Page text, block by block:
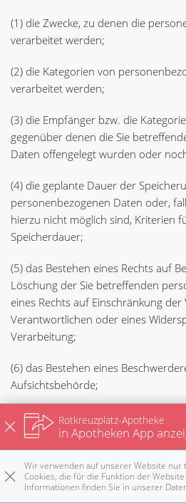
Anrufen E-Mail Rezepte
(1) die Zwecke, zu denen die
verarbeitet werden;
(2) die Kategorien von
verarbeitet werden;
(3) die Empfänger bzw. die
gegenüber denen die Sie
Daten offengelegt wurden oder
(4) die geplante Dauer der
personenbezogenen Daten oder,
hierzu nicht möglich sind, Kriterien
Speicherdauer;
(5) das Bestehen eines Rechts auf
Löschung der Sie betreffenden
eines Rechts auf Einschränkung
Verantwortlichen oder eines
Verarbeitung;
(6) das Bestehen eines
Aufsichtsbehörde;
(7) alle verfügbaren Informationen
Daten, wenn die
betroffenen Person erhoben
(8) das Bestehen einer
einschließlich Profiling gemäß Art.
Rotkreuzplatz-Apotheke
in Apotheken App
Wir verwenden auf unserer Website nur
Cookies, die für die Funktion der
Informationen finden Sie in unserer